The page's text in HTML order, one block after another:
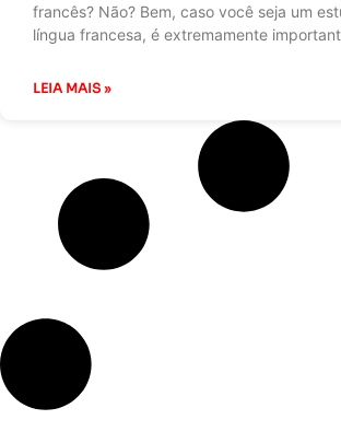
francês? Não? Bem, caso você seja um
língua francesa, é extremamente
LEIA MAIS »